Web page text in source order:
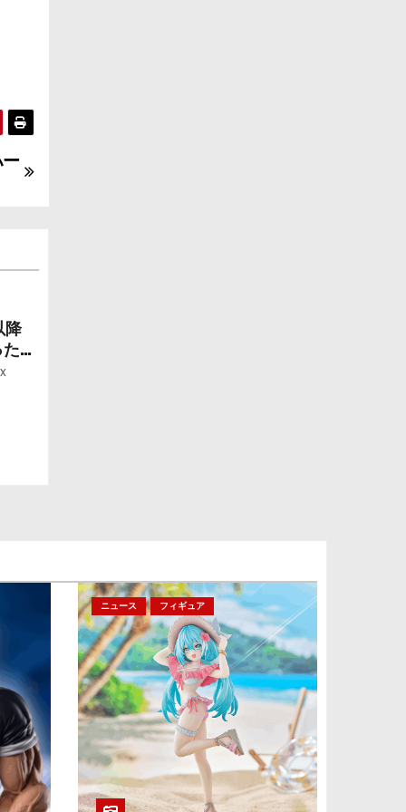
降
ら
」
ニュース フィギュア